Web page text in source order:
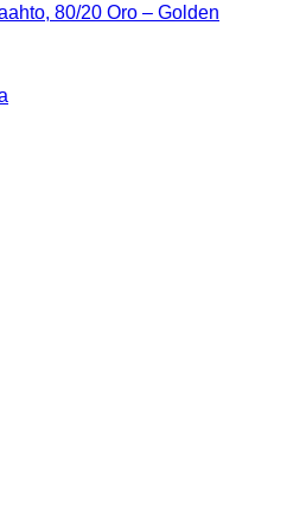
80/20 Oro – Golden